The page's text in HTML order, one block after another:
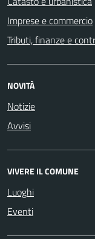
Imprese e commercio
Tributi, finanze e
NOVITÀ
Notizie
Avvisi
VIVERE IL COMUNE
Luoghi
Eventi